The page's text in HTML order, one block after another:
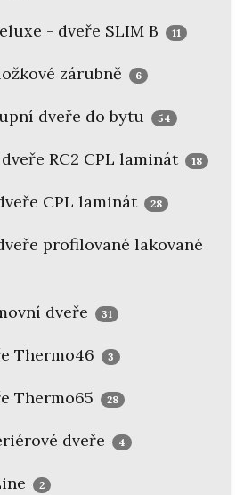
- dveře SLIM B 11
zárubně 6
dveře do bytu 54
RC2 CPL laminát 18
CPL laminát 28
profilované lakované
dveře 31
Thermo46 3
Thermo65 28
dveře 4
2